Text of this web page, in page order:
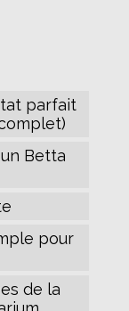
parfait
Betta
pour
de la